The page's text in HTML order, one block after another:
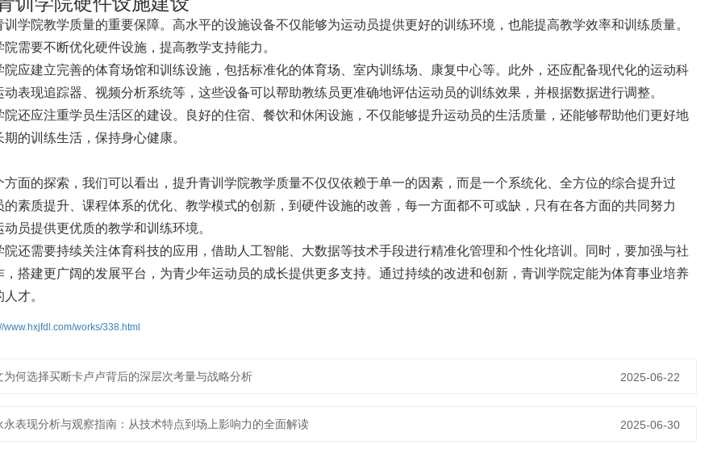
训学院教学质量的重要保障。高水平的设施设备不仅能够为运动员提供更好的训练环境，也能提高教学效率和训练质量。
院需要不断优化硬件设施，提高教学支持能力。
院应建立完善的体育场馆和训练设施，包括标准化的体育场、室内训练场、康复中心等。此外，还应配备现代化的运动科
动表现追踪器、视频分析系统等，这些设备可以帮助教练员更准确地评估运动员的训练效果，并根据数据进行调整。
院还应注重学员生活区的建设。良好的住宿、餐饮和休闲设施，不仅能够提升运动员的生活质量，还能够帮助他们更好地
的训练生活，保持身心健康。
方面的探索，我们可以看出，提升青训学院教学质量不仅仅依赖于单一的因素，而是一个系统化、全方位的综合提升过
的素质提升、课程体系的优化、教学模式的创新，到硬件设施的改善，每一方面都不可或缺，只有在各方面的共同努力
员提供更优质的教学和训练环境。
院还需要持续关注体育科技的应用，借助人工智能、大数据等技术手段进行精准化管理和个性化培训。同时，要加强与社
，搭建更广阔的发展平台，为青少年运动员的成长提供更多支持。通过持续的改进和创新，青训学院定能为体育事业培养
才。
www.hxjfdl.com/works/338.html
为何选择买断卡卢卢背后的深层次考量与战略分析 2025-06-22
永表现分析与观察指南：从技术特点到场上影响力的全面解读 2025-06-30